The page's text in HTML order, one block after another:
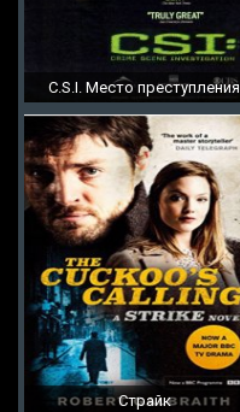
C.S.I. Место преступления
Страйк